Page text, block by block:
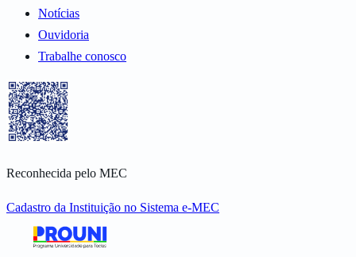
Notícias
Ouvidoria
Trabalhe conosco
Reconhecida pelo MEC
Cadastro da Instituição no Sistema e-MEC